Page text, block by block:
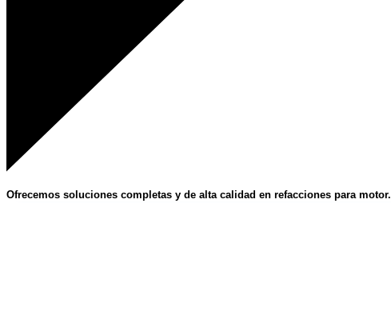
Ofrecemos soluciones completas y de alta calidad en refacciones para motor.